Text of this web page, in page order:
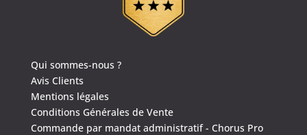
Qui sommes-nous ?
Avis Clients
Mentions légales
Conditions Générales de Vente
Commande par mandat administratif - Chorus Pro